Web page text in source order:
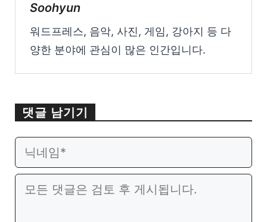
Soohyun
워드프레스, 음악, 사진, 게임, 강아지 등 다
양한 분야에 관심이 많은 인간입니다.
댓글 남기기
댓
이
일
웹
이